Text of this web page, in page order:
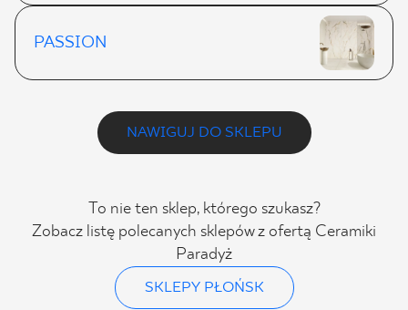
PASSION
NAWIGUJ DO SKLEPU
To nie ten sklep, którego szukasz?
Zobacz listę polecanych sklepów z ofertą Ceramiki
Paradyż
SKLEPY PŁOŃSK